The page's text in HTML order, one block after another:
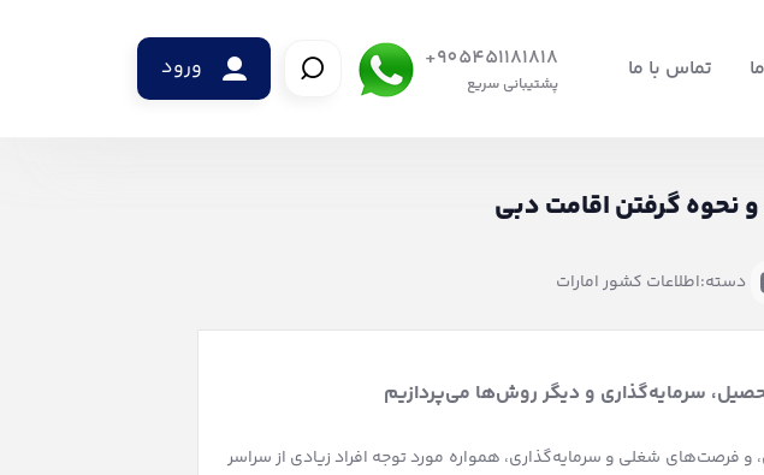
تماس با ما 905451181818+
پشتیبانی سریع
ورود
نحوه گرفتن اقامت دبی
دسته:اطلاعات کشور امارات
سرمایه‌گذاری و دیگر روش‌ها می‌پردازیم
فرصت‌های شغلی و سرمایه‌گذاری، همواره مورد توجه افراد زیادی از سراسر